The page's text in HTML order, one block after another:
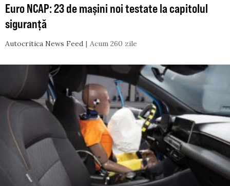
Euro NCAP: 23 de mașini noi testate la capitolul
siguranță
Autocritica News Feed Acum 260 zile